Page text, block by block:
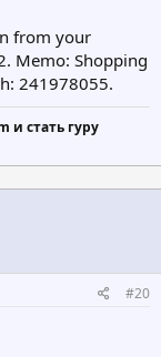
from your
Memo: Shopping
241978055.
и стать гуру
#20